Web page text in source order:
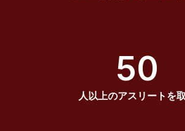
50
人以上のアスリートを